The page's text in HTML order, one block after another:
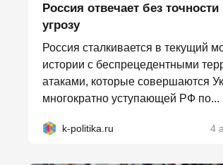
Россия отвечает без точности
угрозу
Россия сталкивается в текущий
истории с беспрецедентными
атаками, которые совершаются
многократно уступающей РФ по...
k-politika.ru 4